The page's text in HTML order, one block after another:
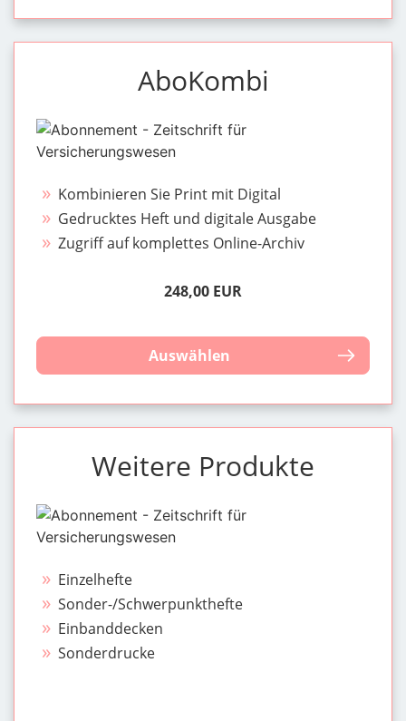
AboKombi
Kombinieren Sie Print mit Digital
Gedrucktes Heft und digitale Ausgabe
Zugriff auf komplettes Online-Archiv
248,00 EUR
Auswählen
Weitere Produkte
Einzelhefte
Sonder-/Schwerpunkthefte
Einbanddecken
Sonderdrucke